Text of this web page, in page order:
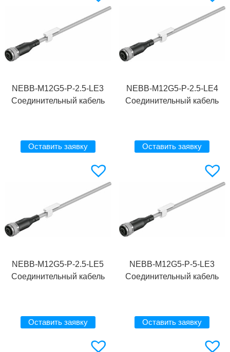
NEBB-M12G5-P-2.5-LE3
Соединительный кабель
Оставить заявку
NEBB-M12G5-P-2.5-LE4
Соединительный кабель
Оставить заявку
NEBB-M12G5-P-2.5-LE5
Соединительный кабель
Оставить заявку
NEBB-M12G5-P-5-LE3
Соединительный кабель
Оставить заявку